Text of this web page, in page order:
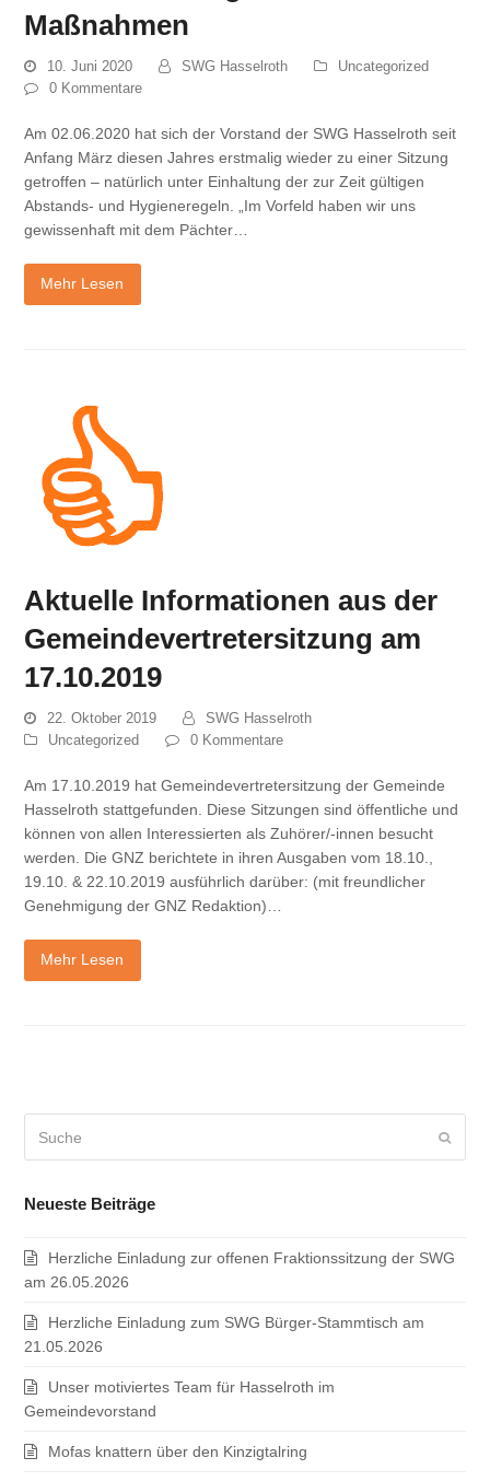
Maßnahmen
10. Juni 2020 SWG Hasselroth
Uncategorized
0 Kommentare
Am 02.06.2020 hat sich der Vorstand der SWG Hasselroth seit
Anfang März diesen Jahres erstmalig wieder zu einer Sitzung
getroffen – natürlich unter Einhaltung der zur Zeit gültigen
Abstands- und Hygieneregeln. „Im Vorfeld haben wir uns
gewissenhaft mit dem Pächter…
Mehr Lesen
Aktuelle Informationen aus der
Gemeindevertretersitzung am
17.10.2019
22. Oktober 2019
SWG Hasselroth
Uncategorized
0 Kommentare
Am 17.10.2019 hat Gemeindevertretersitzung der Gemeinde
Hasselroth stattgefunden. Diese Sitzungen sind öffentliche und
können von allen Interessierten als Zuhörer/-innen besucht
werden. Die GNZ berichtete in ihren Ausgaben vom 18.10.,
19.10. & 22.10.2019 ausführlich darüber: (mit freundlicher
Genehmigung der GNZ Redaktion)…
Mehr Lesen
Neueste Beiträge
Herzliche Einladung zur offenen Fraktionssitzung der SWG
am 26.05.2026
Herzliche Einladung zum SWG Bürger-Stammtisch am
21.05.2026
Unser motiviertes Team für Hasselroth im
Gemeindevorstand
Mofas knattern über den Kinzigtalring